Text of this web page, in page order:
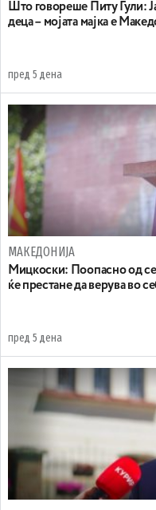
Што говореше Питу Гули:
деца – мојата мајка е
пред 5 дена
МАКЕДОНИЈА
Мицкоски: Поопасно од
ќе престане да верува во
пред 5 дена